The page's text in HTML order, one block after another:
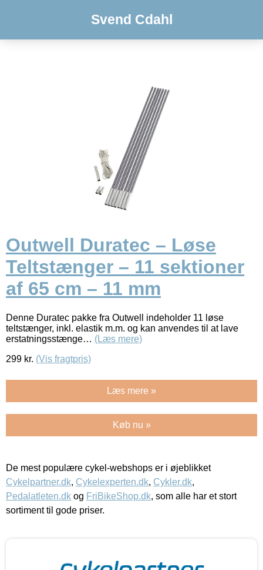
Svend Cdahl
Outwell Duratec – Løse
Teltstænger – 11 sektioner
af 65 cm – 11 mm
Denne Duratec pakke fra Outwell indeholder 11 løse
teltstænger, inkl. elastik m.m. og kan anvendes til at lave
erstatningsstænge… (Læs mere)
299 kr. (Vis fragtpris)
Læs mere »
Køb nu »
De mest populære cykel-webshops er i øjeblikket
Cykelpartner.dk, Cykelexperten.dk, Cykler.dk,
Pedalatleten.dk og FriBikeShop.dk, som alle har et stort
sortiment til gode priser.